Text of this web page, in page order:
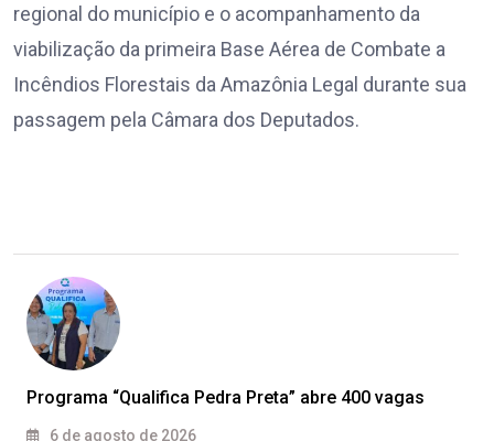
regional do município e o acompanhamento da
viabilização da primeira Base Aérea de Combate a
Incêndios Florestais da Amazônia Legal durante sua
passagem pela Câmara dos Deputados.
Programa “Qualifica Pedra Preta” abre 400 vagas
6 de agosto de 2026